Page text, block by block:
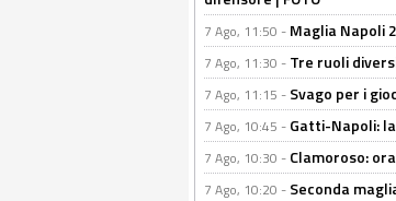
7 Ago, 11:50 - Maglia Napoli
7 Ago, 11:30 - Tre ruoli
7 Ago, 11:15 - Svago per i
7 Ago, 10:45 - Gatti-Napoli:
7 Ago, 10:30 - Clamoroso:
7 Ago, 10:20 - Seconda